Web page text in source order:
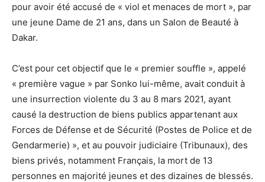
pour avoir été accusé de « viol et menaces de mort », par
une jeune Dame de 21 ans, dans un Salon de Beauté à
Dakar.
C’est pour cet objectif que le « premier souffle », appelé
« première vague » par Sonko lui-même, avait conduit à
une insurrection violente du 3 au 8 mars 2021, ayant
causé la destruction de biens publics appartenant aux
Forces de Défense et de Sécurité (Postes de Police et de
Gendarmerie) », et au pouvoir judiciaire (Tribunaux), des
biens privés, notamment Français, la mort de 13
personnes en majorité jeunes et des dizaines de blessés.